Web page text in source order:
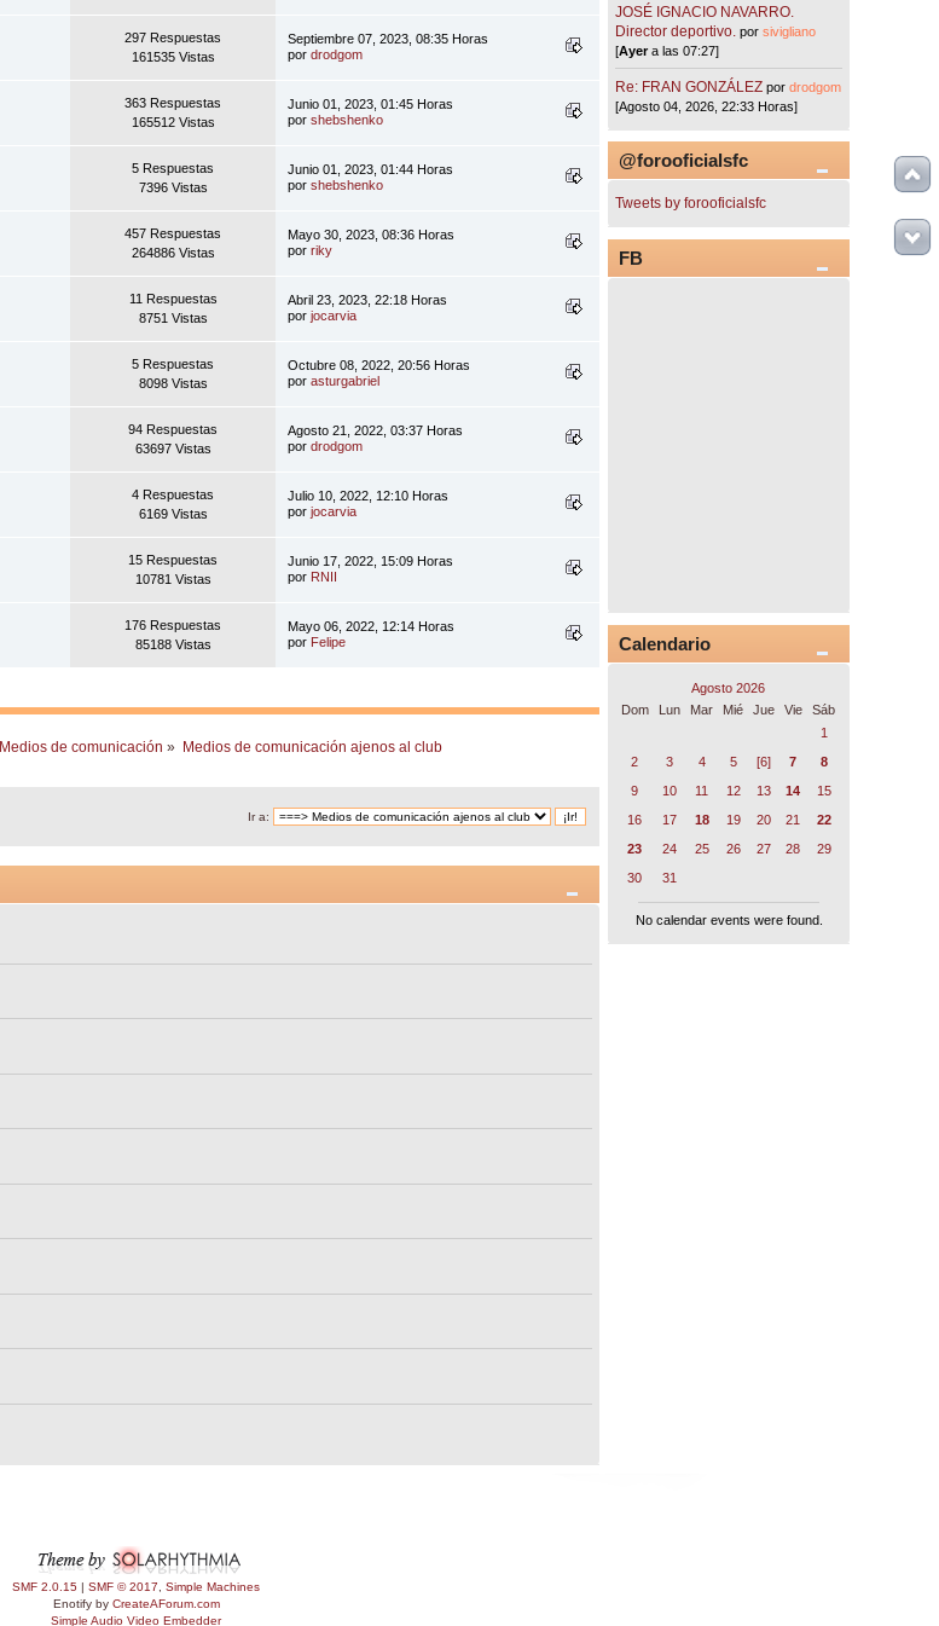
297 Respuestas
161535 Vistas
Septiembre 07, 2023, 08:35 Horas
pordrodgom
363 Respuestas
165512 Vistas
Junio 01, 2023, 01:45 Horas
porshebshenko
5 Respuestas
7396 Vistas
Junio 01, 2023, 01:44 Horas
porshebshenko
457 Respuestas
264886 Vistas
Mayo 30, 2023, 08:36 Horas
porriky
11 Respuestas
8751 Vistas
Abril 23, 2023, 22:18 Horas
porjocarvia
5 Respuestas
8098 Vistas
Octubre 08, 2022, 20:56 Horas
porasturgabriel
94 Respuestas
63697 Vistas
Agosto 21, 2022, 03:37 Horas
pordrodgom
4 Respuestas
6169 Vistas
Julio 10, 2022, 12:10 Horas
porjocarvia
15 Respuestas
10781 Vistas
Junio 17, 2022, 15:09 Horas
por RNII
176 Respuestas
85188 Vistas
Mayo 06, 2022, 12:14 Horas
por Felipe
Medios de comunicación » Medios de comunicación ajenos al club
Ir a:
JOSÉ IGNACIO NAVARRO.
Director deportivo. porsivigliano
[Ayera las 07:27]
Re: FRAN GONZÁLEZ pordrodgom
[Agosto 04, 2026, 22:33 Horas]
@forooficialsfc
Tweets by forooficialsfc
FB
Calendario
Agosto 2026
Dom
Lun Mar Mié Jue Vie
Sáb
1
2
3 4 5 [6] 7
8
9
10 11 12 13 14
15
16
17 18 19 20 21
22
23
24 25 26 27 28
29
30
31
No calendar events were found.
SMF 2.0.15 | SMF © 2017
Simple Machines
Enotify by CreateAForum.com
Simple Audio Video Embedder